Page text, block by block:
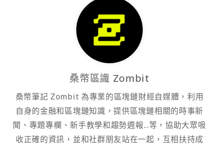
桑幣區識 Zombit
桑幣筆記 Zombit 為專業的區塊鏈財經自媒體，利用
自身的金融和區塊鏈知識，提供區塊鏈相關的時事新
聞、專題專欄、新手教學和趨勢週報...等，協助大眾吸
收正確的資訊，並和社群朋友站在一起，互相扶持成